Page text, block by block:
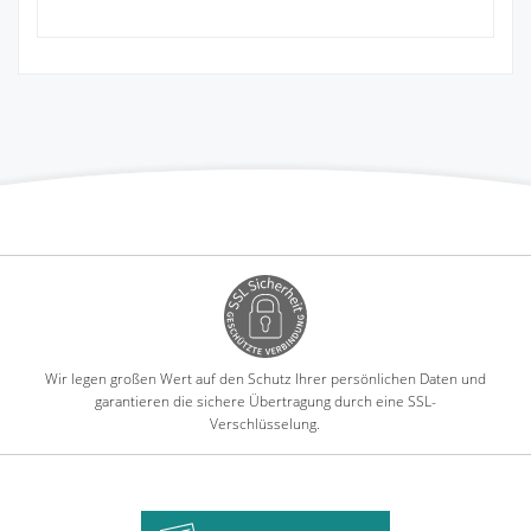
Wir legen großen Wert auf den Schutz Ihrer persönlichen Daten und
garantieren die sichere Übertragung durch eine SSL-
Verschlüsselung.